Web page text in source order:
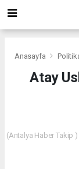
Anasayfa
Atay
(Antalya Haber Takip